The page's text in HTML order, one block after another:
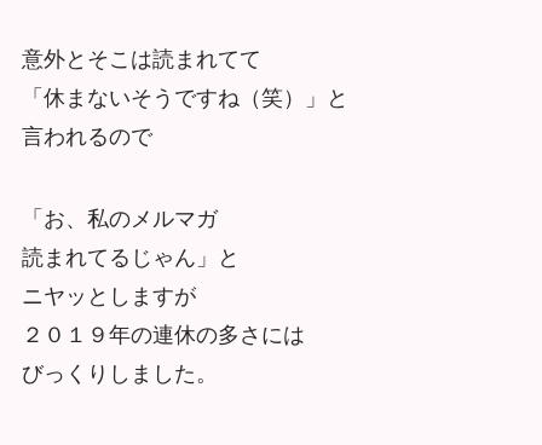
意外とそこは読まれてて
「休まないそうですね（笑）」と
言われるので
「お、私のメルマガ
読まれてるじゃん」と
ニヤッとしますが
２０１９年の連休の多さには
びっくりしました。